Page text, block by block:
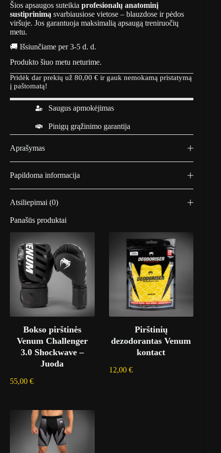
Šios apsaugos suteikia profesionalų anatominį
sustiprinimą svarbiausiose vietose – blauzdose ir pėdos
viršuje. Jos garantuoja maksimalią apsaugą treniruočių
metu.
🚚 Išsiunčiame per 3-5 d. d.
Produkto šiuo metu neturime.
Pridėk dar prekių už 80,00 € ir gauk nemokamą pristatymą
į paštomatą!
Saugus apmokėjimas
Pinigų grąžinimo garantija
Aprašymas
Papildoma informacija
Atsiliepimai (0)
Panašūs produktai
Bokso pirštinės
Venum Challenger
3.0 Shockwave –
Juoda
55,00 €
Pirštinių
dezodorantas Venum
kontact
12,00 €